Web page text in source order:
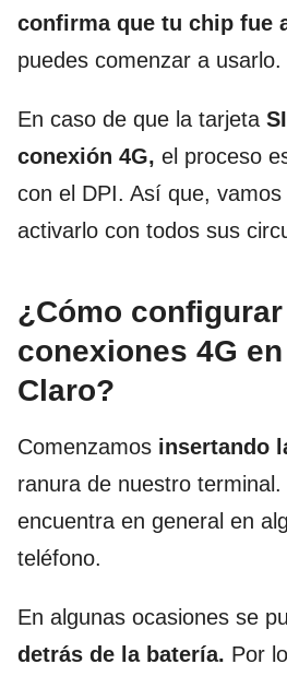
confirma que tu chip fue
puedes comenzar a usarlo.
En caso de que la tarjeta
conexión 4G, el proceso
con el DPI. Así que,
activarlo con todos sus
¿Cómo
conexiones 4G
Claro?
Comenzamos insertando
ranura de nuestro
encuentra en general en
teléfono.
En algunas ocasiones se
detrás de la batería. Por